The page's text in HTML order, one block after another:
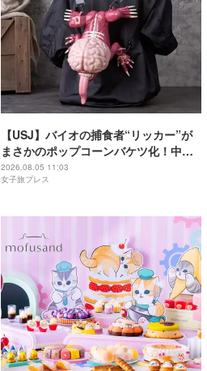
【USJ】バイオの捕食者“リッカー”が
まさかのポップコーンバケツ化！中身
は味噌フレーバー
2026.08.05 11:03
女子旅プレス